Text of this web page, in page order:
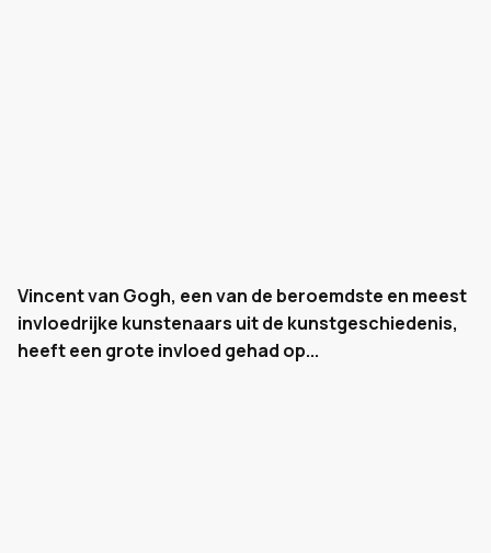
Vincent van Gogh, een van de beroemdste en meest
invloedrijke kunstenaars uit de kunstgeschiedenis,
heeft een grote invloed gehad op...